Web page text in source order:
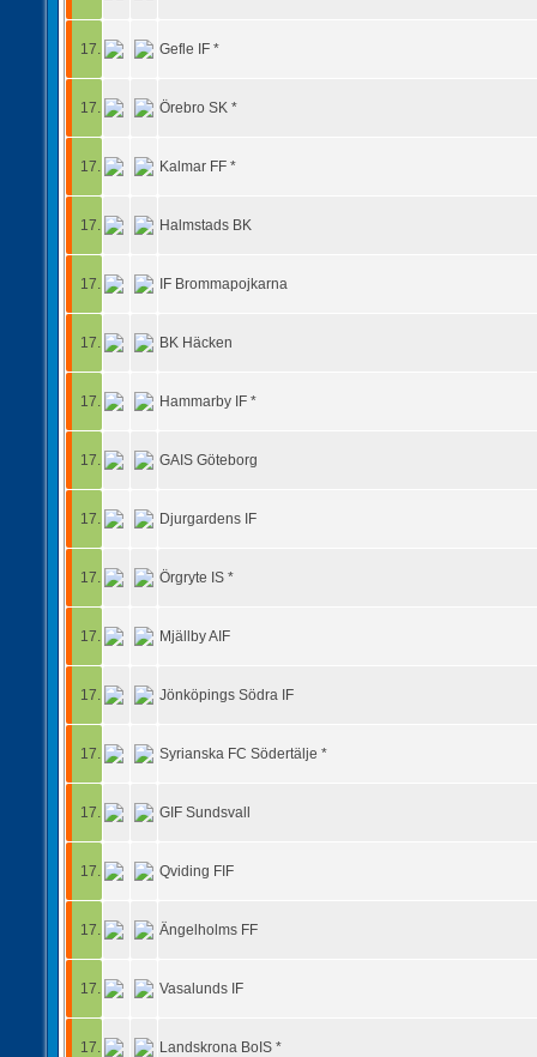
17. Gefle IF *
17. Örebro SK *
17. Kalmar FF *
17. Halmstads BK
17. IF Brommapojkarna
17. BK Häcken
17. Hammarby IF *
17. GAIS Göteborg
17. Djurgardens IF
17. Örgryte IS *
17. Mjällby AIF
17. Jönköpings Södra IF
17. Syrianska FC Södertälje *
17. GIF Sundsvall
17. Qviding FIF
17. Ängelholms FF
17. Vasalunds IF
17. Landskrona BoIS *